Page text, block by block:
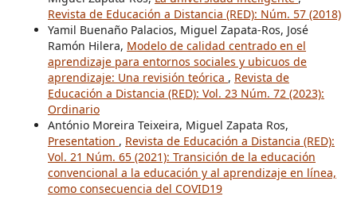
Revista de Educación a Distancia (RED): Núm. 57 (2018)
Yamil Buenaño Palacios, Miguel Zapata-Ros, José
Ramón Hilera, Modelo de calidad centrado en el
aprendizaje para entornos sociales y ubicuos de
aprendizaje: Una revisión teórica , Revista de
Educación a Distancia (RED): Vol. 23 Núm. 72 (2023):
Ordinario
António Moreira Teixeira, Miguel Zapata Ros,
Presentation , Revista de Educación a Distancia (RED):
Vol. 21 Núm. 65 (2021): Transición de la educación
convencional a la educación y al aprendizaje en línea,
como consecuencia del COVID19